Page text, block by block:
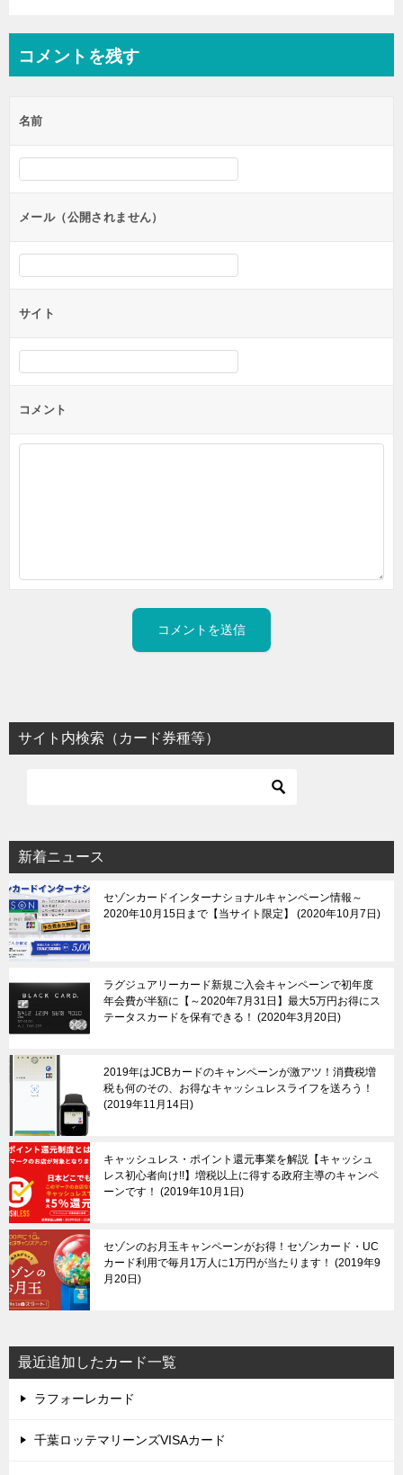
コメントを残す
名前
メール（公開されません）
サイト
コメント
サイト内検索（カード券種等）
新着ニュース
セゾンカードインターナショナルキャンペーン情報～
2020年10月15日まで【当サイト限定】
2020年10月7日
ラグジュアリーカード新規ご入会キャンペーンで初年度
年会費が半額に【～2020年7月31日】最大5万円お得にス
テータスカードを保有できる！
2020年3月20日
2019年はJCBカードのキャンペーンが激アツ！消費税増
税も何のその、お得なキャッシュレスライフを送ろう！
2019年11月14日
キャッシュレス・ポイント還元事業を解説【キャッシュ
レス初心者向け!!】増税以上に得する政府主導のキャンペ
ーンです！
2019年10月1日
セゾンのお月玉キャンペーンがお得！セゾンカード・UC
カード利用で毎月1万人に1万円が当たります！
2019年9
月20日
最近追加したカード一覧
ラフォーレカード
千葉ロッテマリーンズVISAカード